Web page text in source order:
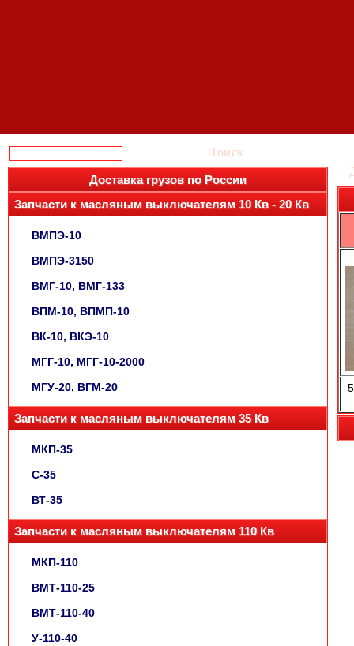
Поиск
Доставка грузов по России
Запчасти к масляным выключателям 10 Кв - 20 Кв
ВМПЭ-10
ВМПЭ-3150
ВМГ-10, ВМГ-133
ВПМ-10, ВПМП-10
ВК-10, ВКЭ-10
МГГ-10, МГГ-10-2000
МГУ-20, ВГМ-20
Запчасти к масляным выключателям 35 Кв
МКП-35
С-35
ВТ-35
Запчасти к масляным выключателям 110 Кв
МКП-110
ВМТ-110-25
ВМТ-110-40
У-110-40